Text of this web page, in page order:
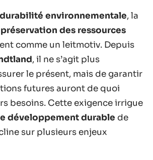
durabilité environnementale, la
préservation des ressources
comme un leitmotiv. Depuis
, il ne s’agit plus
le présent, mais de garantir
futures auront de quoi
besoins. Cette exigence irrigue
développement durable de
sur plusieurs enjeux